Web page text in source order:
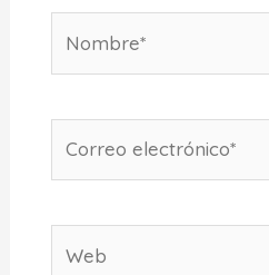
electrónico*